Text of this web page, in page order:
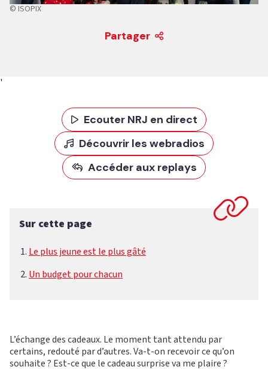
© ISOPIX
Partager
'
Ecouter NRJ en direct
Découvrir les webradios
Accéder aux replays
Sur cette page
Le plus jeune est le plus gâté
Un budget pour chacun
L’échange des cadeaux. Le moment tant attendu par
certains, redouté par d’autres. Va-t-on recevoir ce qu’on
souhaite ? Est-ce que le cadeau surprise va me plaire ?